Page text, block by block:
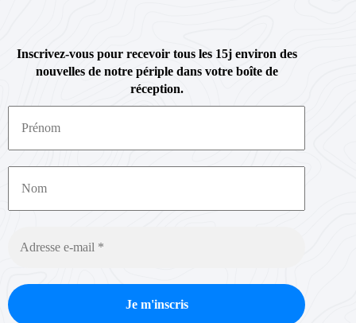
Inscrivez-vous pour recevoir tous les 15j environ des
nouvelles de notre périple dans votre boîte de
réception.